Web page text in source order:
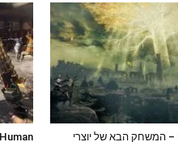
Elden Ring – המשחק הבא של יוצרי